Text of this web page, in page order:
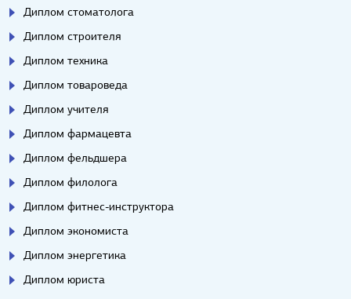
Диплом стоматолога
Диплом строителя
Диплом техника
Диплом товароведа
Диплом учителя
Диплом фармацевта
Диплом фельдшера
Диплом филолога
Диплом фитнес-инструктора
Диплом экономиста
Диплом энергетика
Диплом юриста